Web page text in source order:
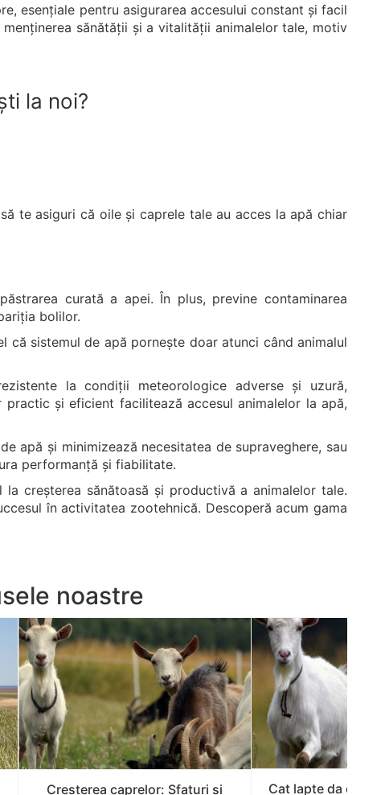
esențiale pentru asigurarea accesului constant și facil
sănătății și a vitalității animalelor tale, motiv
la noi?
te asiguri că oile și caprele tale au acces la apă chiar
curată a apei. În plus, previne contaminarea
bolilor.
sistemul de apă pornește doar atunci când animalul
la condiții meteorologice adverse și uzură,
și eficient facilitează accesul animalelor la apă,
apă și minimizează necesitatea de supraveghere, sau
performanță și fiabilitate.
creșterea sănătoasă și productivă a animalelor tale.
în activitatea zootehnică. Descoperă acum gama
noastre
Cresterea caprelor: Sfaturi si Cat lapte da o